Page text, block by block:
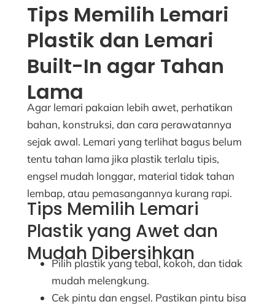
Tips Memilih Lemari
Plastik dan Lemari
Built-In agar Tahan
Lama
Agar lemari pakaian lebih awet, perhatikan
bahan, konstruksi, dan cara perawatannya
sejak awal. Lemari yang terlihat bagus belum
tentu tahan lama jika plastik terlalu tipis,
engsel mudah longgar, material tidak tahan
lembap, atau pemasangannya kurang rapi.
Tips Memilih Lemari
Plastik yang Awet dan
Mudah Dibersihkan
Pilih plastik yang tebal, kokoh, dan tidak
mudah melengkung.
Cek pintu dan engsel. Pastikan pintu bisa